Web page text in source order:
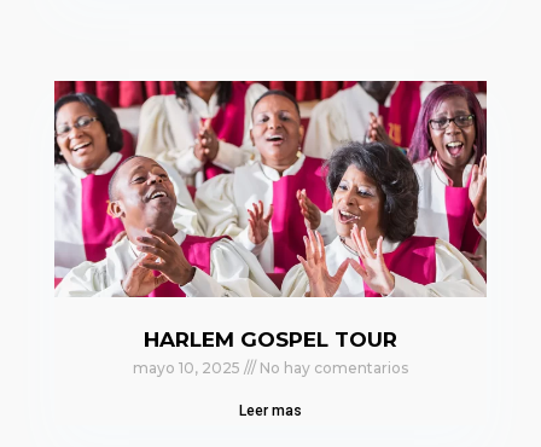
HARLEM GOSPEL TOUR
mayo 10, 2025 No hay comentarios
Leer mas